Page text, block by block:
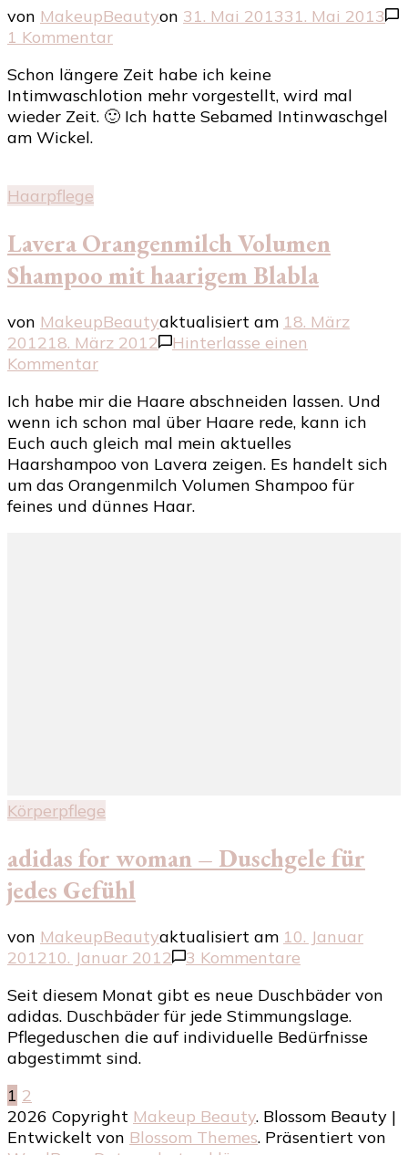
von MakeupBeautyon 31. Mai 201331. Mai 2013
1 Kommentarzu
Intimwaschgel
für
die
Schon längere Zeit habe ich keine
Intimwaschlotion mehr vorgestellt, wird mal
wieder Zeit. 🙂 Ich hatte Sebamed Intinwaschgel
am Wickel.
Haarpflege
Lavera Orangenmilch Volumen
Shampoo mit haarigem Blabla
von MakeupBeautyaktualisiert am 18. März
201218. März 2012
Hinterlasse einen
Kommentarzu
Orangenmilch
Volumen
Shampoo
mit
haarigem
Blabla
Ich habe mir die Haare abschneiden lassen. Und
wenn ich schon mal über Haare rede, kann ich
Euch auch gleich mal mein aktuelles
Haarshampoo von Lavera zeigen. Es handelt sich
um das Orangenmilch Volumen Shampoo für
feines und dünnes Haar.
Körperpflege
adidas for woman – Duschgele für
jedes Gefühl
von MakeupBeautyaktualisiert am 10. Januar
201210. Januar 2012 3 Kommentare
for
woman
–
Gefühl
Seit diesem Monat gibt es neue Duschbäder von
adidas. Duschbäder für jede Stimmungslage.
Pflegeduschen die auf individuelle Bedürfnisse
abgestimmt sind.
Seitennummerierung
der
Seite
1 Seite
2
2026 Copyright Makeup Beauty. Blossom Beauty |
Entwickelt von Blossom Themes. Präsentiert von